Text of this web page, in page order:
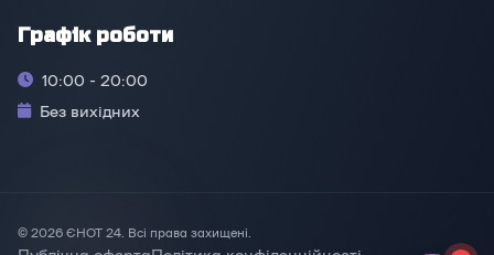
Графік роботи
10:00 - 20:00
Без вихідних
© 2026 ЄНОТ 24. Всі права захищені.